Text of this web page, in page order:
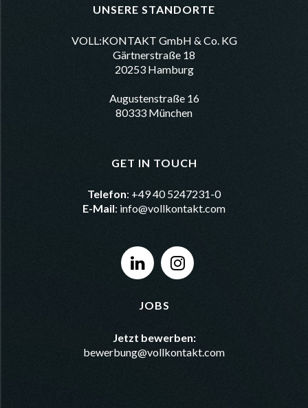
UNSERE STANDORTE
VOLL:KONTAKT GmbH & Co. KG
Gärtnerstraße 18
20253 Hamburg
Augustenstraße 16
80333 München
GET IN TOUCH
Telefon: +49 40 5247231-0
E-Mail: info@vollkontakt.com
JOBS
Jetzt bewerben:
bewerbung@vollkontakt.com